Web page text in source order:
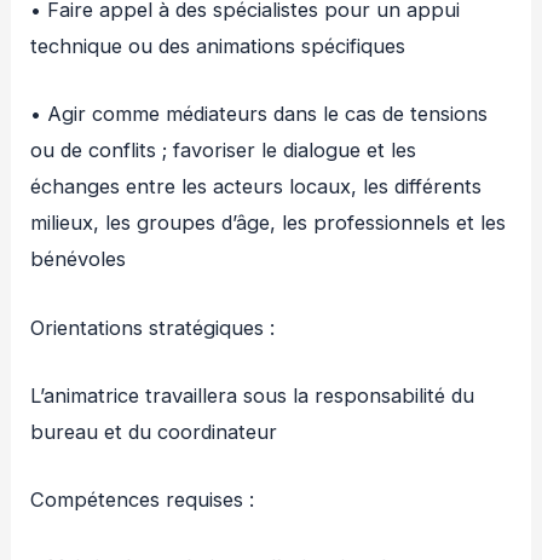
• Faire appel à des spécialistes pour un appui
technique ou des animations spécifiques
• Agir comme médiateurs dans le cas de tensions
ou de conflits ; favoriser le dialogue et les
échanges entre les acteurs locaux, les différents
milieux, les groupes d’âge, les professionnels et les
bénévoles
Orientations stratégiques :
L’animatrice travaillera sous la responsabilité du
bureau et du coordinateur
Compétences requises :